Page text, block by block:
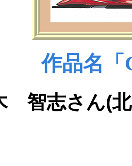
作品名「
智志さん(北